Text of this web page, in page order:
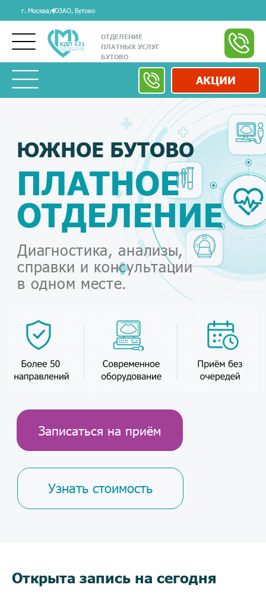
г. Москва, ЮЗАО, Бутово
ОТДЕЛЕНИЕ
ПЛАТНЫХ УСЛУГ
БУТОВО
АКЦИИ
Диагностика, анализы,
справки и консультации
в одном месте.
Узнать стоимость
ПЛАТНОЕ
ОТДЕЛЕНИЕ
Открыта запись на сегодня